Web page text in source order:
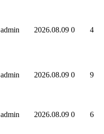
admin 2026.08.09 0 4
admin 2026.08.09 0 9
admin 2026.08.09 0 6